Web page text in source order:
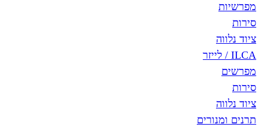
מפרשיות
סירות
ציוד נלווה
ILCA / לייזר
מפרשים
סירות
ציוד נלווה
תרנים ומנורים